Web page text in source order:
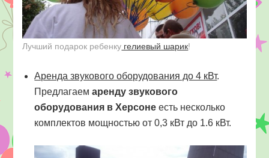
Лучший подарок ребенку гелиевый шарик!
Аренда звукового оборудования до 4 кВт.
Предлагаем аренду звукового
оборудования в Херсоне есть несколько
комплектов мощностью от 0,3 кВт до 1.6 кВт.